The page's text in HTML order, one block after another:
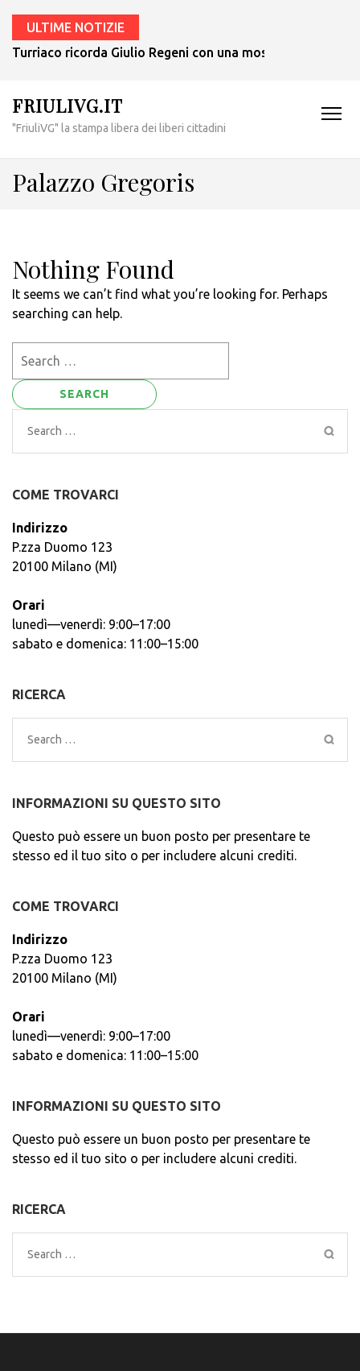
ULTIME NOTIZIE
Turriaco ricorda Giulio Regeni con una mostra che sarà
FRIULIVG.IT
"FriuliVG" la stampa libera dei liberi cittadini
Palazzo Gregoris
Nothing Found
It seems we can’t find what you’re looking for. Perhaps
searching can help.
Search
for:
COME TROVARCI
Indirizzo
P.zza Duomo 123
20100 Milano (MI)
Orari
lunedì—venerdì: 9:00–17:00
sabato e domenica: 11:00–15:00
RICERCA
Search
for:
INFORMAZIONI SU QUESTO SITO
Questo può essere un buon posto per presentare te
stesso ed il tuo sito o per includere alcuni crediti.
COME TROVARCI
Indirizzo
P.zza Duomo 123
20100 Milano (MI)
Orari
lunedì—venerdì: 9:00–17:00
sabato e domenica: 11:00–15:00
INFORMAZIONI SU QUESTO SITO
Questo può essere un buon posto per presentare te
stesso ed il tuo sito o per includere alcuni crediti.
RICERCA
Search
for: